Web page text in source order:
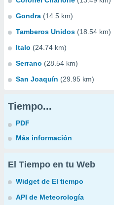
Gondra (14.5 km)
Tamberos Unidos (18.54 km)
Italo (24.74 km)
Serrano (28.54 km)
San Joaquín (29.95 km)
Tiempo...
PDF
Más información
El Tiempo en tu Web
Widget de El tiempo
API de Meteorología